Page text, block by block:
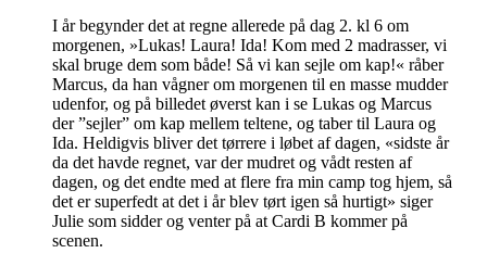
I år begynder det at regne allerede på dag 2. kl 6 om
morgenen, »Lukas! Laura! Ida! Kom med 2 madrasser, vi
skal bruge dem som både! Så vi kan sejle om kap!« råber
Marcus, da han vågner om morgenen til en masse mudder
udenfor, og på billedet øverst kan i se Lukas og Marcus
der ”sejler” om kap mellem teltene, og taber til Laura og
Ida. Heldigvis bliver det tørrere i løbet af dagen, «sidste år
da det havde regnet, var der mudret og vådt resten af
dagen, og det endte med at flere fra min camp tog hjem, så
det er superfedt at det i år blev tørt igen så hurtigt» siger
Julie som sidder og venter på at Cardi B kommer på
scenen.